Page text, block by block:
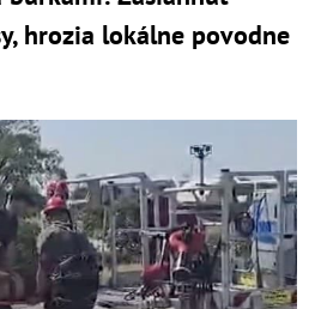
hrozia lokálne povodne